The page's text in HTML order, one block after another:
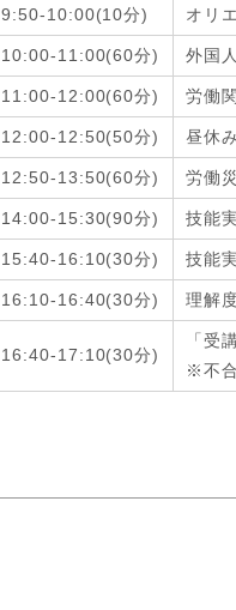
9:50-10:00(10分) オリ
10:00-11:00(60分) 外国
11:00-12:00(60分) 労働
12:00-12:50(50分) 昼休み
12:50-13:50(60分) 労働
14:00-15:30(90分) 技能
15:40-16:10(30分) 技能
16:10-16:40(30分) 理解
16:40-17:10(30分)
「受
※不